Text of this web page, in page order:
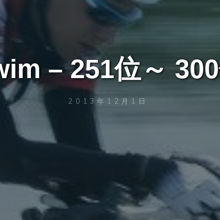
– 251位～
2013年12月1日